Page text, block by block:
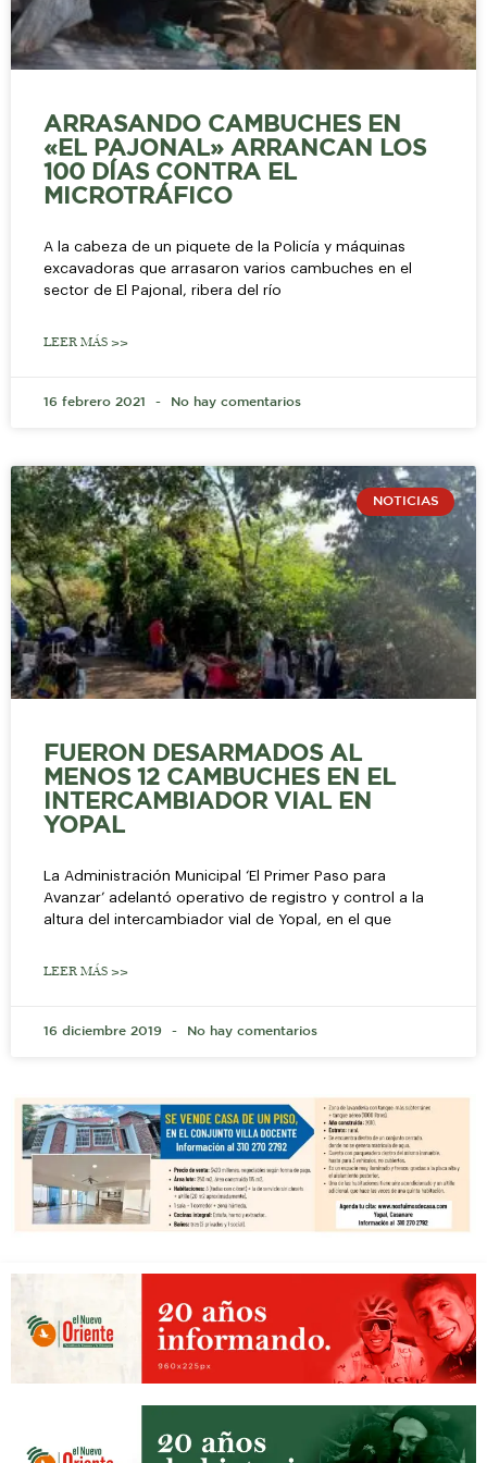
ARRASANDO CAMBUCHES EN
«EL PAJONAL» ARRANCAN LOS
100 DÍAS CONTRA EL
MICROTRÁFICO
A la cabeza de un piquete de la Policía y máquinas
excavadoras que arrasaron varios cambuches en el
sector de El Pajonal, ribera del río
LEER MÁS >>
16 febrero 2021 No hay comentarios
NOTICIAS
FUERON DESARMADOS AL
MENOS 12 CAMBUCHES EN EL
INTERCAMBIADOR VIAL EN
YOPAL
La Administración Municipal ‘El Primer Paso para
Avanzar’ adelantó operativo de registro y control a la
altura del intercambiador vial de Yopal, en el que
LEER MÁS >>
16 diciembre 2019 No hay comentarios